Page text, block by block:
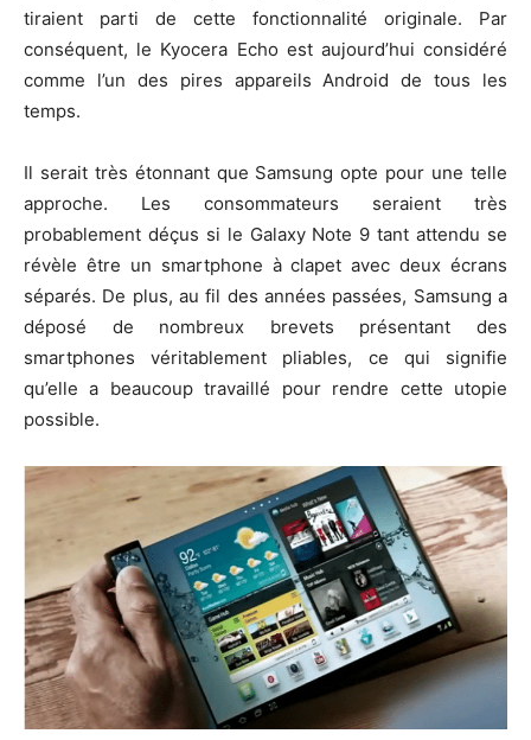
tiraient parti de cette fonctionnalité originale. Par
conséquent, le Kyocera Echo est aujourd’hui considéré
comme l’un des pires appareils Android de tous les
temps.
Il serait très étonnant que Samsung opte pour une telle
approche. Les consommateurs seraient très
probablement déçus si le Galaxy Note 9 tant attendu se
révèle être un smartphone à clapet avec deux écrans
séparés. De plus, au fil des années passées, Samsung a
déposé de nombreux brevets présentant des
smartphones véritablement pliables, ce qui signifie
qu’elle a beaucoup travaillé pour rendre cette utopie
possible.